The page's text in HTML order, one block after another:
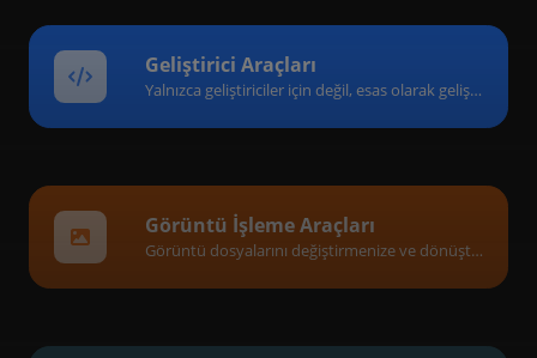
Geliştirici Araçları
Yalnızca geliştiriciler için değil, esas olarak geliştiriciler için son derece yararlı araçlardan oluşan bir koleksiyon.
Görüntü İşleme Araçları
Görüntü dosyalarını değiştirmenize ve dönüştürmenize yardımcı olan bir araç koleksiyonu.